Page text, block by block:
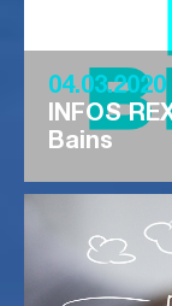
04.03.2020
INFOS
Bains